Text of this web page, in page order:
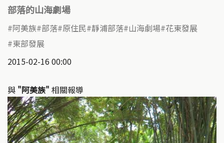
部落的山海劇場
阿美族 部落 原住民 靜浦部落 山海劇場 花東發展
東部發展
2015-02-16 00:00
與 "阿美族" 相關報導